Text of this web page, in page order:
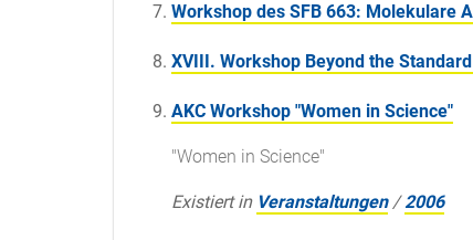
Workshop des SFB 663: Molekulare
XVIII. Workshop Beyond the
AKC Workshop "Women in Science"
"Women in Science"
Existiert in Veranstaltungen /2006